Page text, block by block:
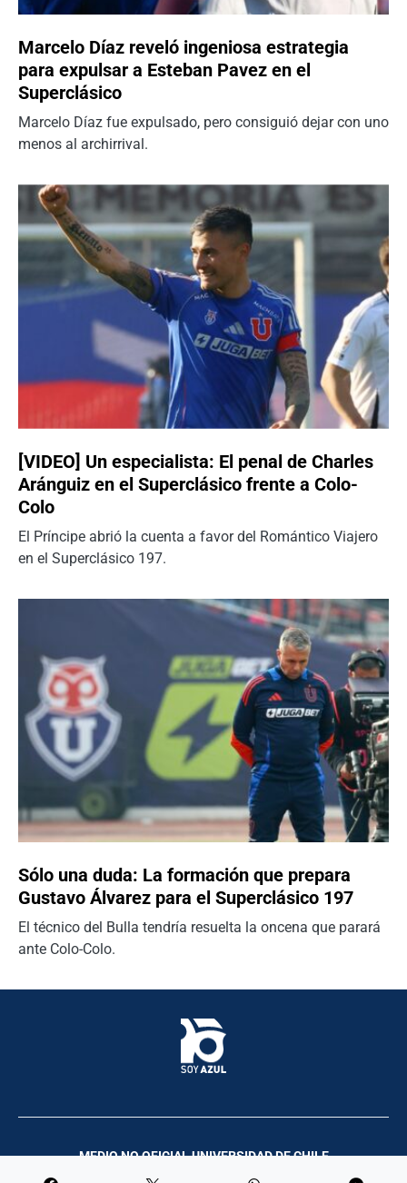
Marcelo Díaz reveló ingeniosa estrategia
para expulsar a Esteban Pavez en el
Superclásico
Marcelo Díaz fue expulsado, pero consiguió dejar con uno
menos al archirrival.
[VIDEO] Un especialista: El penal de Charles
Aránguiz en el Superclásico frente a Colo-
Colo
El Príncipe abrió la cuenta a favor del Romántico Viajero
en el Superclásico 197.
Sólo una duda: La formación que prepara
Gustavo Álvarez para el Superclásico 197
El técnico del Bulla tendría resuelta la oncena que parará
ante Colo-Colo.
MEDIO NO OFICIAL UNIVERSIDAD DE CHILE
Palco Comunicación y Producciones | 2023